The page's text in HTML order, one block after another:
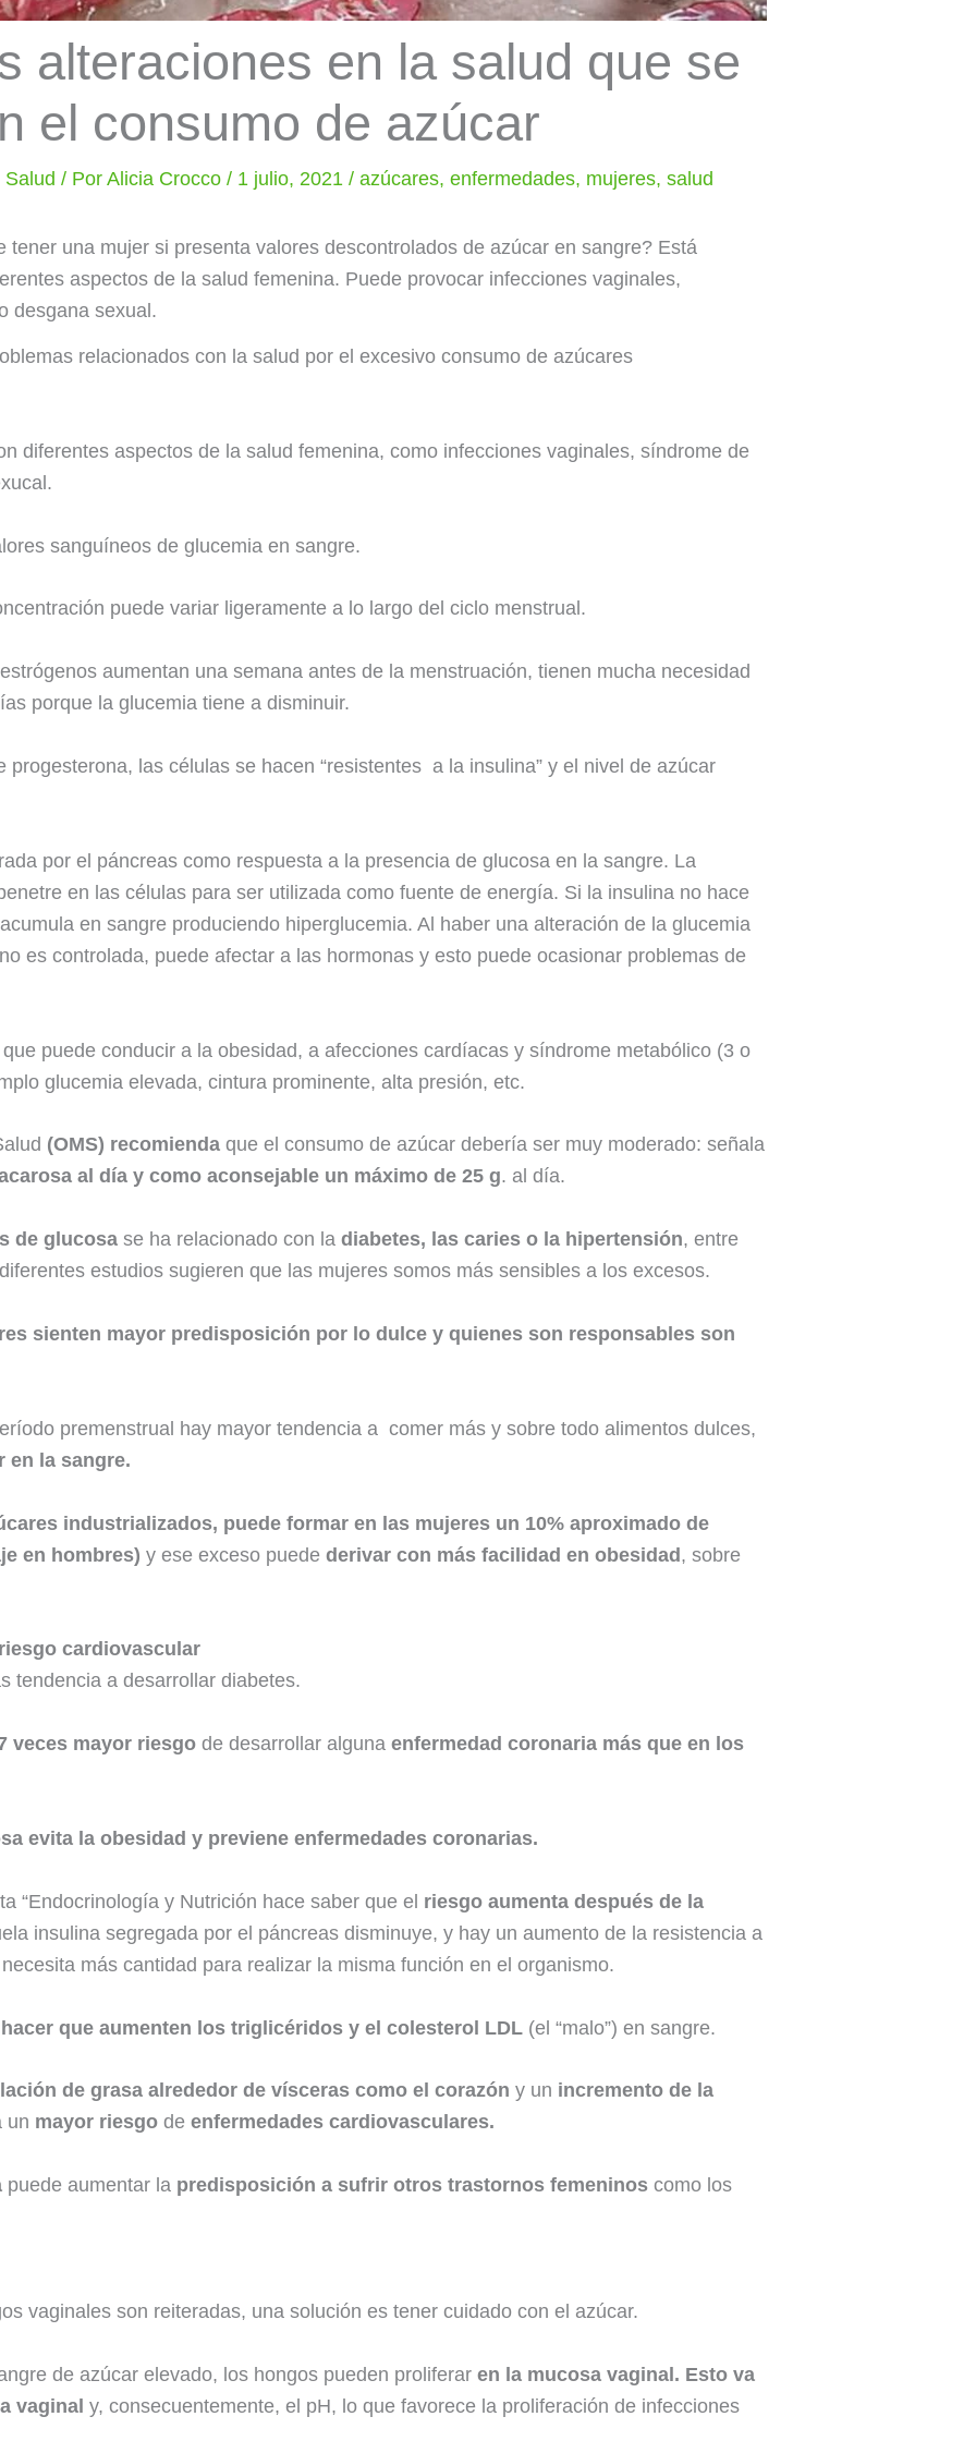
alteraciones en la salud que se
el consumo de azúcar
/ PorAlicia Crocco/ 1 julio, 2021/azúcares,enfermedades, mujeres,salud
tener una mujer si presenta valores descontrolados de azúcar en sangre? Está
aspectos de la salud femenina. Puede provocar infecciones vaginales,
desgana sexual.
relacionados con la salud por el excesivo consumo de azúcares
diferentes aspectos de la salud femenina, como infecciones vaginales, síndrome de
sanguíneos de glucemia en sangre.
puede variar ligeramente a lo largo del ciclo menstrual.
aumentan una semana antes de la menstruación, tienen mucha necesidad
porque la glucemia tiene a disminuir.
progesterona, las células se hacen “resistentes a la insulina” y el nivel de azúcar
por el páncreas como respuesta a la presencia de glucosa en la sangre. La
en las células para ser utilizada como fuente de energía. Si la insulina no hace
en sangre produciendo hiperglucemia. Al haber una alteración de la glucemia
es controlada, puede afectar a las hormonas y esto puede ocasionar problemas de
puede conducir a la obesidad, a afecciones cardíacas y síndrome metabólico (3 o
glucemia elevada, cintura prominente, alta presión, etc.
(OMS) recomiendaque el consumo de azúcar debería ser muy moderado: señala
al día y como aconsejable un máximo de 25 g. al día.
de glucosa se ha relacionado con ladiabetes, las caries o la hipertensión, entre
estudios sugieren que las mujeres somos más sensibles a los excesos.
sienten mayor predisposición por lo dulce y quienes son responsables son
premenstrual hay mayor tendencia a comer más y sobre todo alimentos dulces,
en la sangre.
industrializados, puede formar en las mujeres un 10% aproximado de
en hombres)y ese exceso puedederivar con más facilidad en obesidad, sobre
cardiovascular
tendencia a desarrollar diabetes.
veces mayor riesgode desarrollar algunaenfermedad coronaria más que en los
evita la obesidad y previene enfermedades coronarias.
“Endocrinología y Nutrición hace saber que el riesgo aumenta después de la
insulina segregada por el páncreas disminuye, y hay un aumento de la resistencia a
más cantidad para realizar la misma función en el organismo.
que aumenten los triglicéridos y el colesterol LDL (el “malo”) en sangre.
de grasa alrededor de vísceras como el corazóny un incremento de la
un mayor riesgodeenfermedades cardiovasculares.
puede aumentar la predisposición a sufrir otros trastornos femeninos como los
vaginales son reiteradas, una solución es tener cuidado con el azúcar.
de azúcar elevado, los hongos pueden proliferaren la mucosa vaginal. Esto va
vaginaly, consecuentemente, el pH, lo que favorece la proliferación de infecciones